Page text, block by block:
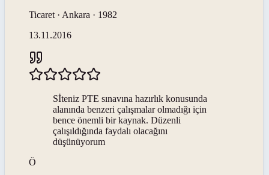
Ticaret · Ankara · 1982
13.11.2016
Sİteniz PTE sınavına hazırlık konusunda
alanında benzeri çalışmalar olmadığı için
bence önemli bir kaynak. Düzenli
çalışıldığında faydalı olacağını
düşünüyorum
Ö